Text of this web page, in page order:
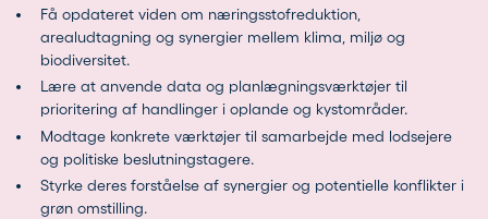
Få opdateret viden om næringsstofreduktion,
arealudtagning og synergier mellem klima, miljø og
biodiversitet.
Lære at anvende data og planlægningsværktøjer til
prioritering af handlinger i oplande og kystområder.
Modtage konkrete værktøjer til samarbejde med lodsejere
og politiske beslutningstagere.
Styrke deres forståelse af synergier og potentielle konflikter i
grøn omstilling.